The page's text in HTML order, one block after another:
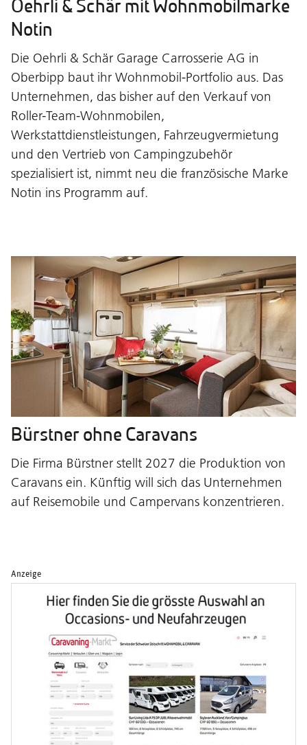
Oehrli & Schär mit Wohnmobilmarke
Notin
Die Oehrli & Schär Garage Carrosserie AG in
Oberbipp baut ihr Wohnmobil-Portfolio aus. Das
Unternehmen, das bisher auf den Verkauf von
Roller-Team-Wohnmobilen,
Werkstattdienstleistungen, Fahrzeugvermietung
und den Vertrieb von Campingzubehör
spezialisiert ist, nimmt neu die französische Marke
Notin ins Programm auf.
Bürstner ohne Caravans
Die Firma Bürstner stellt 2027 die Produktion von
Caravans ein. Künftig will sich das Unternehmen
auf Reisemobile und Campervans konzentrieren.
Anzeige